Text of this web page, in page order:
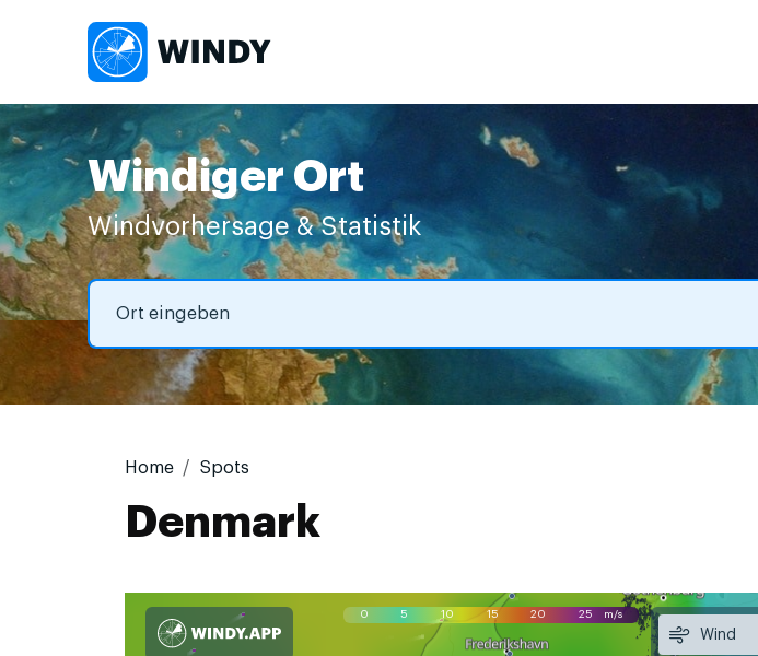
Windiger Ort
Windvorhersage & Statistik
Home Spots
Denmark
0 5 10 15 20 25 m/s
Wind